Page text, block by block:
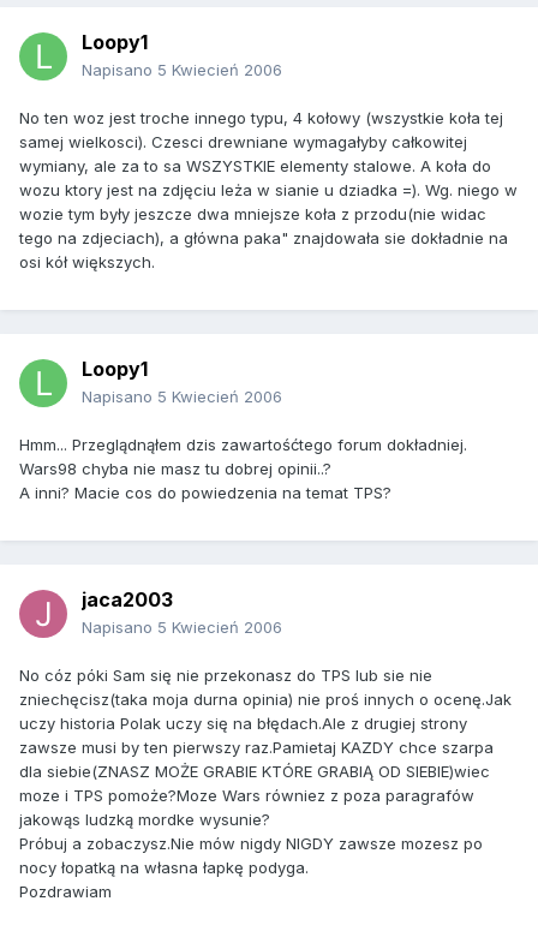
Loopy1
Napisano 5 Kwiecień 2006
No ten woz jest troche innego typu, 4 kołowy (wszystkie koła tej
samej wielkosci). Czesci drewniane wymagałyby całkowitej
wymiany, ale za to sa WSZYSTKIE elementy stalowe. A koła do
wozu ktory jest na zdjęciu leża w sianie u dziadka =). Wg. niego w
wozie tym były jeszcze dwa mniejsze koła z przodu(nie widac
tego na zdjeciach), a główna paka" znajdowała sie dokładnie na
osi kół większych.
Loopy1
Napisano 5 Kwiecień 2006
Hmm... Przeglądnąłem dzis zawartośćtego forum dokładniej.
Wars98 chyba nie masz tu dobrej opinii..?
A inni? Macie cos do powiedzenia na temat TPS?
jaca2003
Napisano 5 Kwiecień 2006
No cóz póki Sam się nie przekonasz do TPS lub sie nie
zniechęcisz(taka moja durna opinia) nie proś innych o ocenę.Jak
uczy historia Polak uczy się na błędach.Ale z drugiej strony
zawsze musi by ten pierwszy raz.Pamietaj KAZDY chce szarpa
dla siebie(ZNASZ MOŻE GRABIE KTÓRE GRABIĄ OD SIEBIE)wiec
moze i TPS pomoże?Moze Wars równiez z poza paragrafów
jakowąs ludzką mordke wysunie?
Próbuj a zobaczysz.Nie mów nigdy NIGDY zawsze mozesz po
nocy łopatką na własna łapkę podyga.
Pozdrawiam